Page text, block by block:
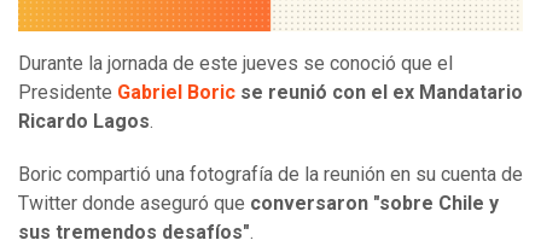
Durante la jornada de este jueves se conoció que el
Presidente Gabriel Boric se reunió con el ex Mandatario
Ricardo Lagos.
Boric compartió una fotografía de la reunión en su cuenta de
Twitter donde aseguró que conversaron "sobre Chile y
sus tremendos desafíos".